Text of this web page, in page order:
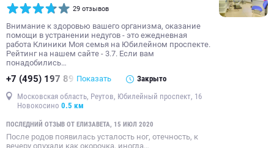
29 отзывов
Внимание к здоровью вашего организма, оказание
помощи в устранении недугов - это ежедневная
работа Клиники Моя семья на Юбилейном проспекте.
Рейтинг на нашем сайте - 3.7. Если вам
понадобились…
+7 (495) 197 89 Показать Закрыто
Московская область, Реутов, Юбилейный проспект, 16
Новокосино 0.5 км
ПОСЛЕДНИЙ ОТЗЫВ ОТ ЕЛИЗАВЕТА, 15 ИЮЛ 2020
После родов появилась усталость ног, отечность, к
вечеру опухали как окорочка, иногда…